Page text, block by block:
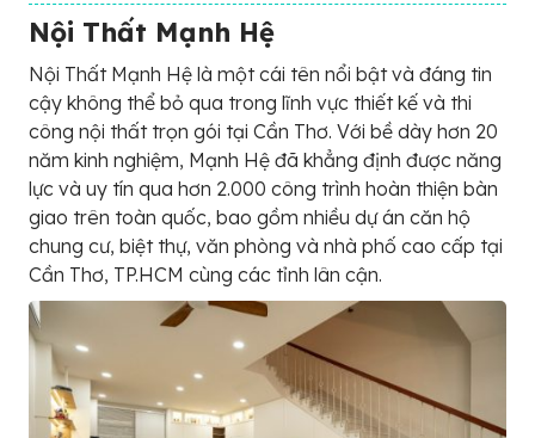
Nội Thất Mạnh Hệ
Nội Thất Mạnh Hệ là một cái tên nổi bật và đáng tin
cậy không thể bỏ qua trong lĩnh vực thiết kế và thi
công nội thất trọn gói tại Cần Thơ. Với bề dày hơn 20
năm kinh nghiệm, Mạnh Hệ đã khẳng định được năng
lực và uy tín qua hơn 2.000 công trình hoàn thiện bàn
giao trên toàn quốc, bao gồm nhiều dự án căn hộ
chung cư, biệt thự, văn phòng và nhà phố cao cấp tại
Cần Thơ, TP.HCM cùng các tỉnh lân cận.